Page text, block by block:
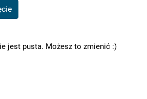
jest pusta. Możesz to zmienić :)